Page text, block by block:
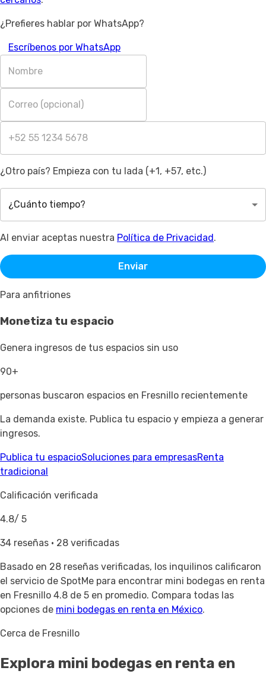
¿Prefieres hablar por WhatsApp?
Escríbenos por WhatsApp
¿Otro país? Empieza con tu lada (+1, +57, etc.)
¿Cuánto tiempo?
Al enviar aceptas nuestra Política de Privacidad.
Enviar
Para anfitriones
Monetiza tu espacio
Genera ingresos de tus espacios sin uso
90+
personas buscaron espacios en Fresnillo recientemente
La demanda existe. Publica tu espacio y empieza a generar
ingresos.
Publica tu espacioSoluciones para empresasRenta
tradicional
Calificación verificada
4.8/ 5
34 reseñas · 28 verificadas
Basado en 28 reseñas verificadas, los inquilinos calificaron
el servicio de SpotMe para encontrar mini bodegas en renta
en Fresnillo 4.8 de 5 en promedio. Compara todas las
opciones de mini bodegas en renta en México.
Cerca de Fresnillo
Explora mini bodegas en renta en